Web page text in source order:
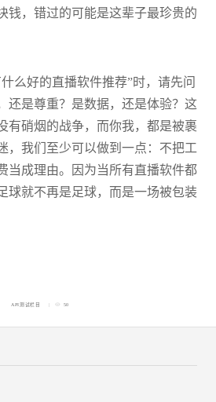
钱，错过的可能是这辈子最珍贵的
么好的直播软件推荐”时，请先问
还是尊重？是数据，还是体验？这
有硝烟的战争，而你我，都是被裹
，我们至少可以做到一点：不把工
当成理由。因为当所有直播软件都
球就不再是足球，而是一场被包装
API测试栏目 50